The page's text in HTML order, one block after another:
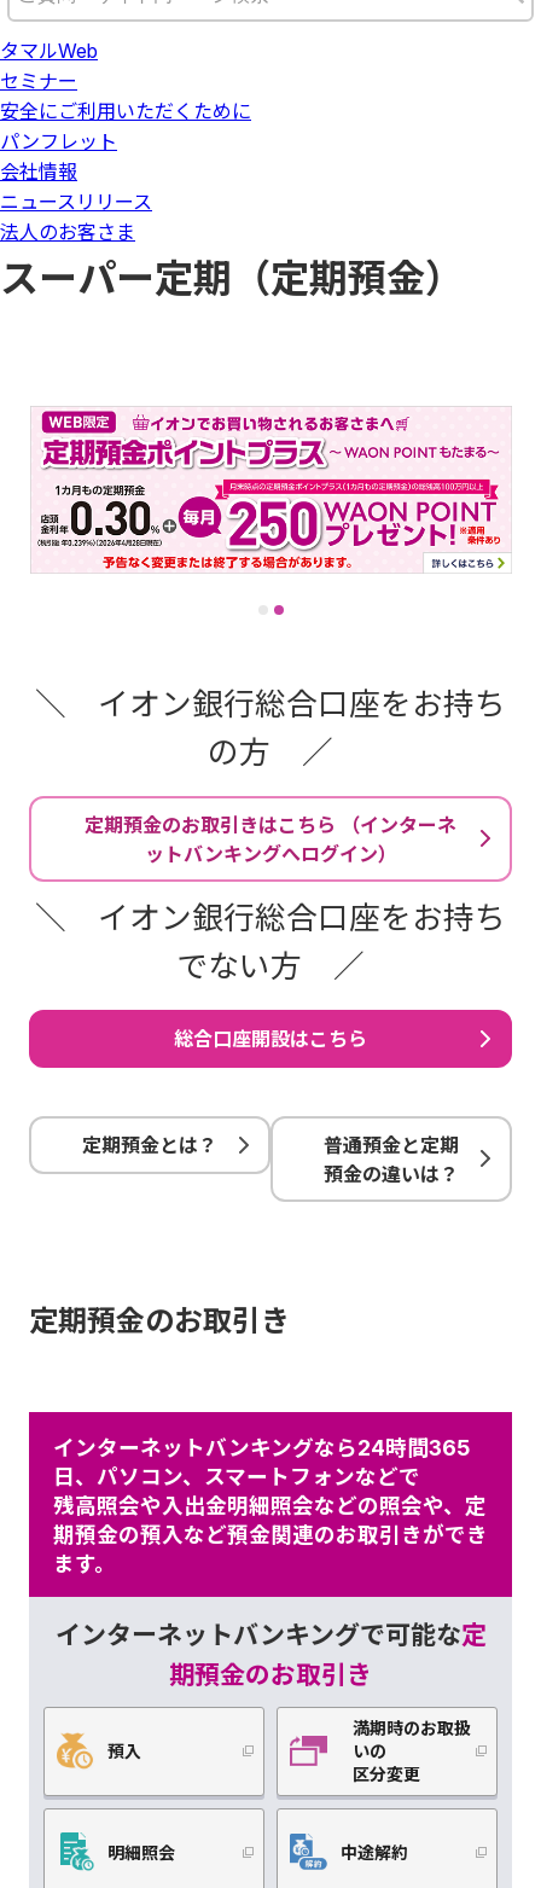
タマルWeb
セミナー
安全にご利用いただくために
パンフレット
会社情報
ニュースリリース
法人のお客さま
スーパー定期（定期預金）
＼ イオン銀行総合口座をお持ち
の方 ／
定期預金のお取引きはこちら （インターネ
ットバンキングへログイン）
＼ イオン銀行総合口座をお持ち
でない方 ／
総合口座開設はこちら
定期預金とは？
普通預金と定期
預金の違いは？
定期預金のお取引き
インターネットバンキングなら24時間365
日、パソコン、スマートフォンなどで
残高照会や入出金明細照会などの照会や、定
期預金の預入など預金関連のお取引きができ
ます。
インターネットバンキングで可能な定
期預金のお取引き
預入
満期時のお取扱
いの
区分変更
明細照会 中途解約